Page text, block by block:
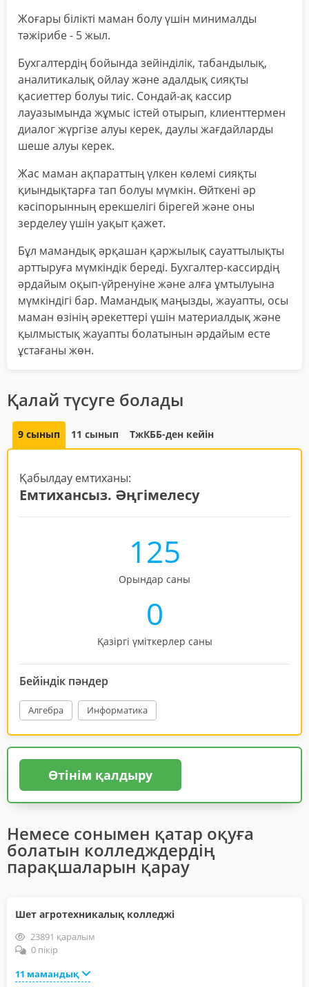
Жоғары білікті маман болу үшін минималды
тәжірибе - 5 жыл.
Бухгалтердің бойында зейінділік, табандылық,
аналитикалық ойлау және адалдық сияқты
қасиеттер болуы тиіс. Сондай-ақ кассир
лауазымында жұмыс істей отырып, клиенттермен
диалог жүргізе алуы керек, даулы жағдайларды
шеше алуы керек.
Жас маман ақпараттың үлкен көлемі сияқты
қиындықтарға тап болуы мүмкін. Өйткені әр
кәсіпорынның ерекшелігі бірегей және оны
зерделеу үшін уақыт қажет.
Бұл мамандық әрқашан қаржылық сауаттылықты
арттыруға мүмкіндік береді. Бухгалтер-кассирдің
әрдайым оқып-үйренуіне және алға ұмтылуына
мүмкіндігі бар. Мамандық маңызды, жауапты, осы
маман өзінің әрекеттері үшін материалдық және
қылмыстық жауапты болатынын әрдайым есте
ұстағаны жөн.
Қалай түсуге болады
9 сынып 11 сынып ТжКББ-ден кейін
Қабылдау емтиханы:
Емтихансыз. Әңгімелесу
125
Орындар саны
0
Қазіргі үміткерлер саны
Бейіндік пәндер
Алгебра Информатика
Өтінім қалдыру
Немесе сонымен қатар оқуға
болатын колледждердің
парақшаларын қарау
Шет агротехникалық колледжі
23891 қаралым
0 пікір
11 мамандық